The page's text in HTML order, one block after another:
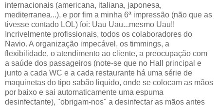
internacionais (americana, italiana, japonesa,
mediterranea...), e por fim a minha 6ª impressão (não que as
tivesse contado LOL) foi: Uau Uau...mesmo Uau!!
Incrivelmente profissionais, todos os colaboradores do
Navio. A organização impecável, os timmings, a
flexibilidade, o atendimento ao cliente, a preocupação com
a saúde dos passageiros (note-se que no Hall principal e
junto a cada WC e a cada restaurante há uma série de
maquinetas do tipo sabão liquido, onde se colocam as mãos
por baixo e sai automaticamente uma espuma
desinfectante), "obrigam-nos" a desinfectar as mãos antes